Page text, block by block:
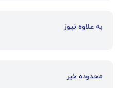
به علاوه نیوز
محدوده خبر